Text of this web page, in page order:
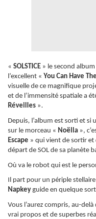
« SOLSTICE » le second
l’excellent « You Can Have
visuelle de ce magnifique
et de l’immensité spatiale a
Réveilles ».
Depuis, l’album est sorti et si
sur le morceau « Noëlla »,
Escape » qui vient de sortir
départ de SOL de sa planète
Où va le robot qui est le
Il part pour un périple
Napkey guide en quelque
Vous l’aurez compris, au-
vrai propos et de superbes